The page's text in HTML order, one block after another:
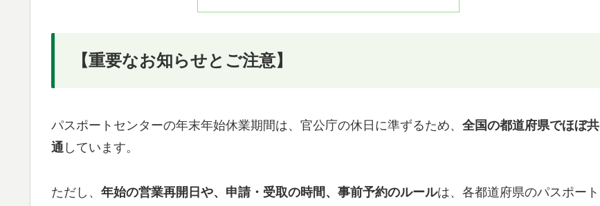
【重要なお知らせとご注意】
パスポートセンターの年末年始休業期間は、官公庁の休日に準ずるため、 全国の都道府県でほぼ共
通 しています。
ただし、 年始の営業再開日や、申請・受取の時間、事前予約のルールは、各都道府県のパスポート